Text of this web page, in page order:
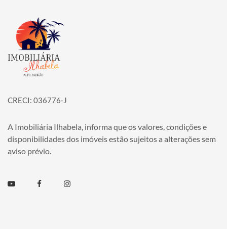
Página inicial
CRECI: 036776-J
A Imobiliária Ilhabela, informa que os valores, condições e
disponibilidades dos imóveis estão sujeitos a alterações sem
aviso prévio.
Youtube FacebookInstagram